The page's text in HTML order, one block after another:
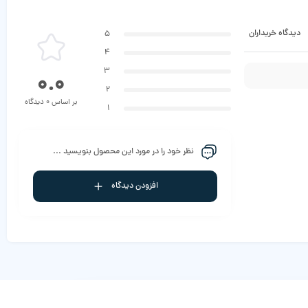
دیدگاه خریداران
5
4
3
2
1
0.0
بر اساس 0 دیدگاه
نظر خود را در مورد این محصول بنویسید ...
افزودن دیدگاه